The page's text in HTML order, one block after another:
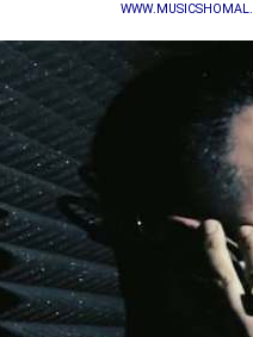
WWW.MUSICSHOMAL.